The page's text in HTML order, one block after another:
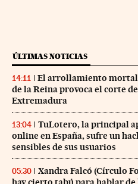
ÚLTIMAS NOTICIAS
14:11
El arrollamiento mortal
de la Reina provoca el corte
Extremadura
13:04
TuLotero, la principal
online en España, sufre un
sensibles de sus usuarios
05:30
Xandra Falcó (Círculo